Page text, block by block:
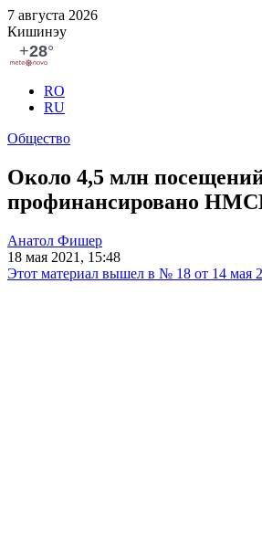
7 августа 2026
Кишинэу
RO
RU
Общество
Около 4,5 млн
профинансировано
Анатол Фишер
18 мая 2021, 15:48
Этот материал вышел в № 18 от 14 мая